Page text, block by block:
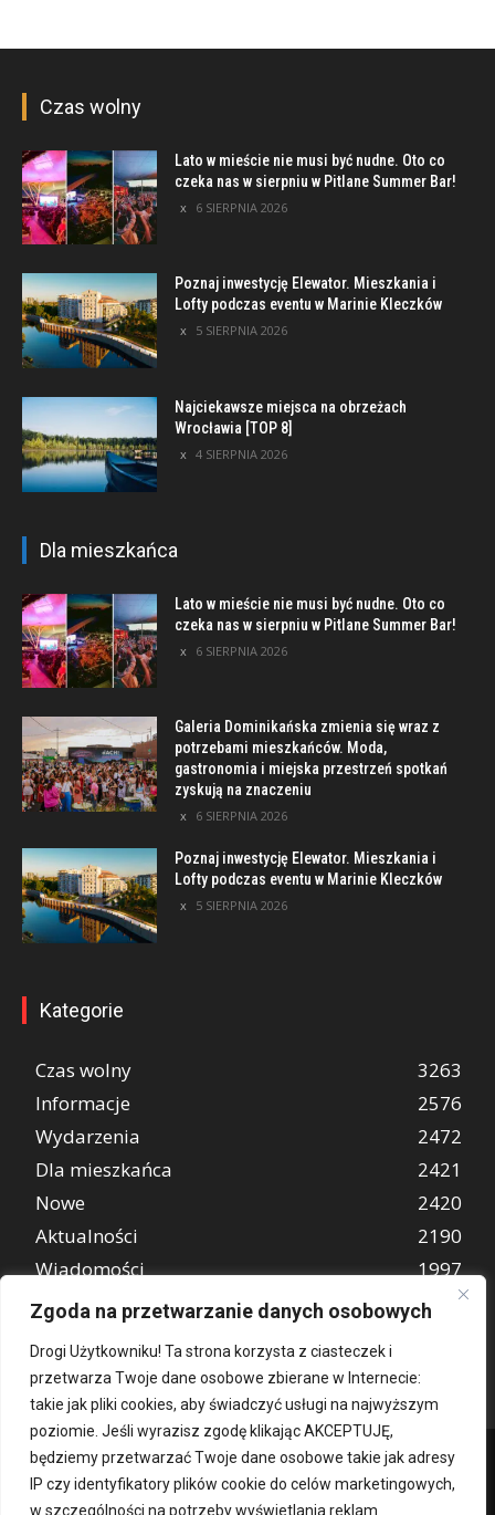
Zgoda na przetwarzanie danych osobowych
Drogi Użytkowniku! Ta strona korzysta z ciasteczek i
przetwarza Twoje dane osobowe zbierane w Internecie:
takie jak pliki cookies, aby świadczyć usługi na najwyższym
poziomie. Jeśli wyrazisz zgodę klikając AKCEPTUJĘ,
będziemy przetwarzać Twoje dane osobowe takie jak adresy
IP czy identyfikatory plików cookie do celów marketingowych,
w szczególności na potrzeby wyświetlania reklam
Czas wolny
Lato w mieście nie musi być nudne. Oto co
czeka nas w sierpniu w Pitlane Summer Bar!
6 SIERPNIA 2026
Poznaj inwestycję Elewator. Mieszkania i
Lofty podczas eventu w Marinie Kleczków
5 SIERPNIA 2026
Najciekawsze miejsca na obrzeżach
Wrocławia [TOP 8]
4 SIERPNIA 2026
Dla mieszkańca
Lato w mieście nie musi być nudne. Oto co
czeka nas w sierpniu w Pitlane Summer Bar!
6 SIERPNIA 2026
Galeria Dominikańska zmienia się wraz z
potrzebami mieszkańców. Moda,
gastronomia i miejska przestrzeń spotkań
zyskują na znaczeniu
6 SIERPNIA 2026
Poznaj inwestycję Elewator. Mieszkania i
Lofty podczas eventu w Marinie Kleczków
5 SIERPNIA 2026
Kategorie
Czas wolny
3263
Informacje
2576
Wydarzenia
2472
Dla mieszkańca
2421
Nowe
2420
Aktualności
2190
Wiadomości
1997
REKLAMA
849